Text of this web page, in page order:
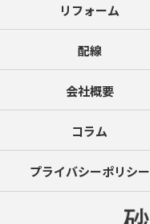
リフォーム
配線
会社概要
コラム
プライバシーポリシー